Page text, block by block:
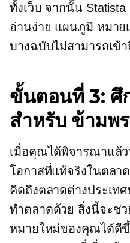
ทั้งเว็บ จากนั้น
อ่านง่าย แผนภูมิ หมาย
บางฉบับไม่สามารถเข้
ขั้นตอนที่ 3: ศึ
สำหรับ ข้ามพ
เมื่อคุณได้พิจารณาแล้
โอกาสที่แท้จริงในตลา
คิดถึงตลาดต่างประเท
ทำตลาดด้วย สิ่งนี้จะช่
หมายใหม่ของคุณได้ดี